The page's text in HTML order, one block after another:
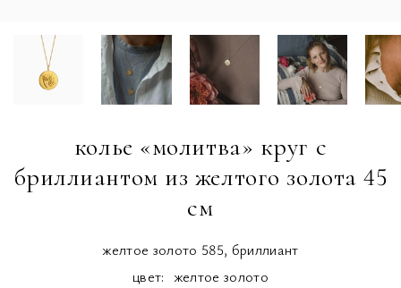
колье «молитва» круг с
бриллиантом из желтого золота 45
см
желтое золото 585, бриллиант
цвет: желтое золото